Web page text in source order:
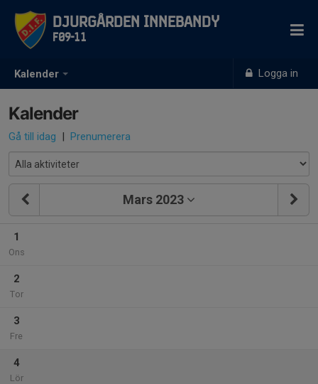
Kalender Logga in
Djurgården Innebandy
F09-11
Kalender
Gå till idag | Prenumerera
Mars 2023
1
Ons
2
Tor
3
Fre
4
Lör